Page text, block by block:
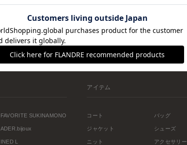
FAVORITE SUKINAMONO
ADER.bijoux
INED L
アイテム
コート
ジャケット
ニット
バッグ
シューズ
アクセサリー